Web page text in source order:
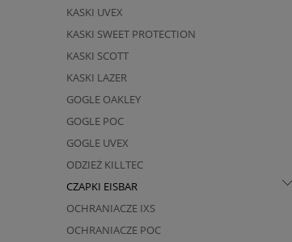
KASKI UVEX
KASKI SWEET PROTECTION
KASKI SCOTT
KASKI LAZER
GOGLE OAKLEY
GOGLE POC
GOGLE UVEX
ODZIEŻ KILLTEC
CZAPKI EISBAR
OCHRANIACZE IXS
OCHRANIACZE POC